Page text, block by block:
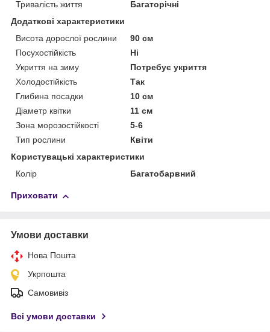
Тривалість життя
Багаторічні
Додаткові характеристики
Висота дорослої рослини
90 см
Посухостійкість
Ні
Укриття на зиму
Потребує укриття
Холодостійкість
Так
Глибина посадки
10 см
Діаметр квітки
11 см
Зона морозостійкості
5-6
Тип рослини
Квіти
Користувацькi характеристики
Колір
Багатобарвний
Приховати
Умови доставки
Нова Пошта
Укрпошта
Самовивіз
Всі умови доставки